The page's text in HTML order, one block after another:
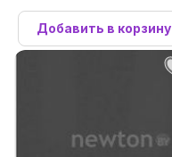
ин Newton.by
Добавить в корзину